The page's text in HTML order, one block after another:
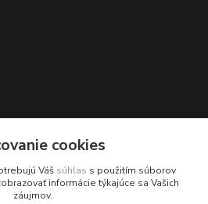
cookies
Váš súhlas s použitím súborov
informácie týkajúce sa Vašich
záujmov.